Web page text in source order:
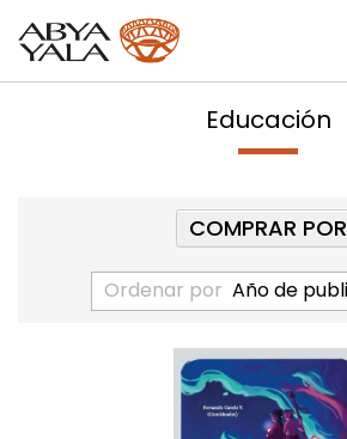
Educación
Ordenar por
COMPRAR POR